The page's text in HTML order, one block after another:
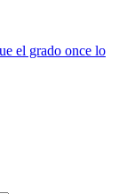
el grado once lo